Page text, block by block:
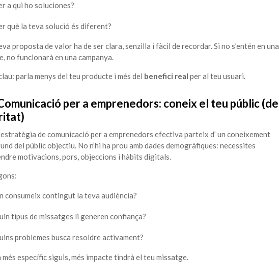
a qui ho soluciones?
què la teva solució és diferent?
proposta de valor ha de ser clara, senzilla i fàcil de recordar. Si no s’entén en una
no funcionarà en una campanya.
parla menys del teu producte i més del benefici real per al teu usuari.
per a emprenedors: coneix el teu públic (de
de comunicació per a emprenedors efectiva parteix d’ un coneixement
del públic objectiu. No n’hi ha prou amb dades demogràfiques: necessites
motivacions, pors, objeccions i hàbits digitals.
consumeix contingut la teva audiència?
tipus de missatges li generen confiança?
problemes busca resoldre activament?
més específic siguis, més impacte tindrà el teu missatge.